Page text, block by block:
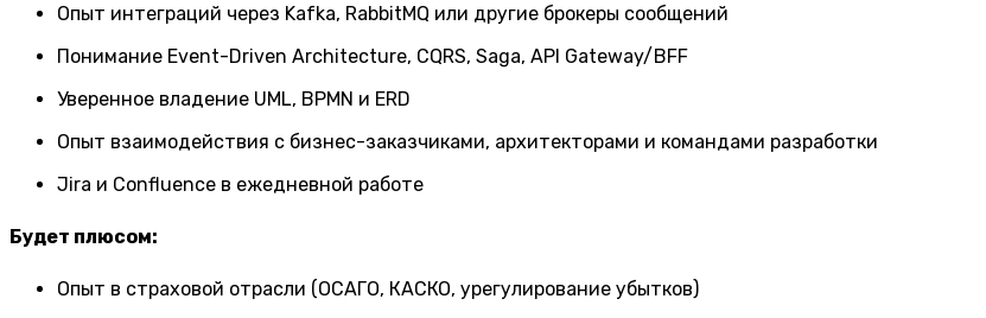
Опыт интеграций через Kafka, RabbitMQ или другие брокеры сообщений
Понимание Event-Driven Architecture, CQRS, Saga, API Gateway/BFF
Уверенное владение UML, BPMN и ERD
Опыт взаимодействия с бизнес-заказчиками, архитекторами и командами разработки
Jira и Confluence в ежедневной работе
Будет плюсом:
Опыт в страховой отрасли (ОСАГО, КАСКО, урегулирование убытков)